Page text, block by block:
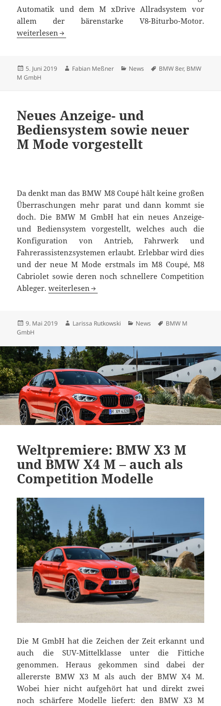
Automatik und dem M xDrive Allradsystem vor
allem der bärenstarke V8-Biturbo-Motor.
Beschleunigungswucht: BMW M8 Competition Coupé
weiterlesen
Veröffentlicht
am
5. Juni 2019 Autor
Fabian Meßner Kategorien
News Schlagwörter
BMW 8er, BMW
M GmbH
Neues Anzeige- und
Bediensystem sowie neuer
M Mode vorgestellt
Da denkt man das BMW M8 Coupé hält keine großen
Überraschungen mehr parat und dann kommt sie
doch. Die BMW M GmbH hat ein neues Anzeige-
und Bediensystem vorgestellt, welches auch die
Konfiguration von Antrieb, Fahrwerk und
Fahrerassistenzsystemen erlaubt. Erlebbar wird dies
und der neue M Mode erstmals im M8 Coupé, M8
Cabriolet sowie deren noch schnellere Competition
Ableger.Neues Anzeige- und Bediensystem sowie neuer
weiterlesen
Veröffentlicht
am
9. Mai 2019 Autor
Larissa Rutkowski Kategorien
News Schlagwörter
BMW M
GmbH
Weltpremiere: BMW X3 M
und BMW X4 M – auch als
Competition Modelle
Die M GmbH hat die Zeichen der Zeit erkannt und
auch die SUV-Mittelklasse unter die Fittiche
genommen. Heraus gekommen sind dabei der
allererste BMW X3 M als auch der BMW X4 M.
Wobei hier nicht aufgehört hat und direkt zwei
noch schärfere Modelle liefert: den BMW X3 M